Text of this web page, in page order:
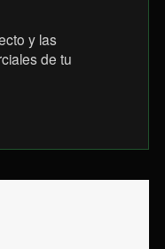
y las
de tu